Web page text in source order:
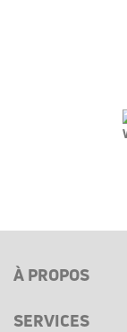
À PROPOS
SERVICES